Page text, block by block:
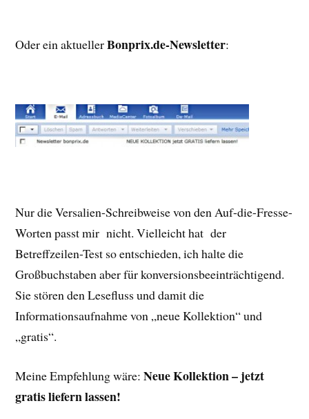
Oder ein aktuellerBonprix.de-Newsletter:
Nur die Versalien-Schreibweise von den Auf-die-Fresse-
Worten passt mir nicht. Vielleicht hat der
Betreffzeilen-Test so entschieden, ich halte die
Großbuchstaben aber für konversionsbeeinträchtigend.
Sie stören den Lesefluss und damit die
Informationsaufnahme von „neue Kollektion“ und
„gratis“.
Meine Empfehlung wäre:Neue Kollektion – jetzt
gratis liefern lassen!